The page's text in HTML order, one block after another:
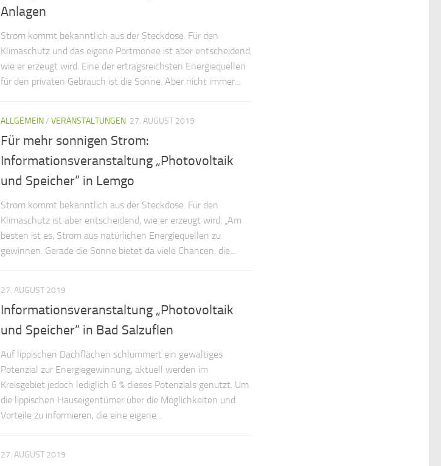
Anlagen
Strom kommt bekanntlich aus der Steckdose. Für den
Klimaschutz und das eigene Portmonee ist aber entscheidend,
wie er erzeugt wird. Eine der ertragsreichsten Energiequellen
für den privaten Gebrauch ist die Sonne. Aber nicht immer...
ALLGEMEIN/ VERANSTALTUNGEN 27. AUGUST 2019
Für mehr sonnigen Strom:
Informationsveranstaltung „Photovoltaik
und Speicher“ in Lemgo
Strom kommt bekanntlich aus der Steckdose. Für den
Klimaschutz ist aber entscheidend, wie er erzeugt wird. „Am
besten ist es, Strom aus natürlichen Energiequellen zu
gewinnen. Gerade die Sonne bietet da viele Chancen, die...
27. AUGUST 2019
Informationsveranstaltung „Photovoltaik
und Speicher“ in Bad Salzuflen
Auf lippischen Dachflächen schlummert ein gewaltiges
Potenzial zur Energiegewinnung, aktuell werden im
Kreisgebiet jedoch lediglich 6 % dieses Potenzials genutzt. Um
die lippischen Hauseigentümer über die Möglichkeiten und
Vorteile zu informieren, die eine eigene...
27. AUGUST 2019